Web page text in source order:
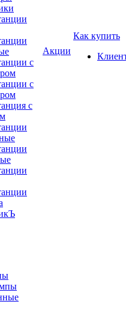
с
с
с
Акции
Как купить